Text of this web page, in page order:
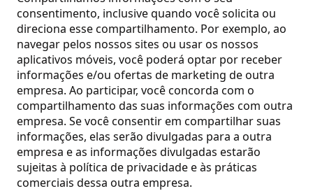
consentimento, inclusive quando você solicita ou
direciona esse compartilhamento. Por exemplo, ao
navegar pelos nossos sites ou usar os nossos
aplicativos móveis, você poderá optar por receber
informações e/ou ofertas de marketing de outra
empresa. Ao participar, você concorda com o
compartilhamento das suas informações com outra
empresa. Se você consentir em compartilhar suas
informações, elas serão divulgadas para a outra
empresa e as informações divulgadas estarão
sujeitas à política de privacidade e às práticas
comerciais dessa outra empresa.